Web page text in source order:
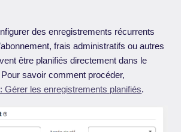
des enregistrements récurrents
frais administratifs ou autres
être planifiés directement dans le
savoir comment procéder,
Gérer les enregistrements planifiés.